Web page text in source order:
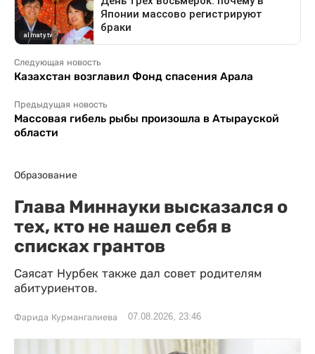
Следующая новость
Казахстан возглавил Фонд спасения Арала
Предыдущая новость
Массовая гибель рыбы произошла в Атырауской
области
Образование
Глава Миннауки высказался о
тех, кто не нашел себя в
списках грантов
Саясат Нурбек также дал совет родителям
абитуриентов.
Фарида Курмангалиева 07.08.2026, 23:46